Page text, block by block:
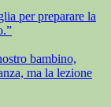
per preparare la
bambino,
ma la lezione